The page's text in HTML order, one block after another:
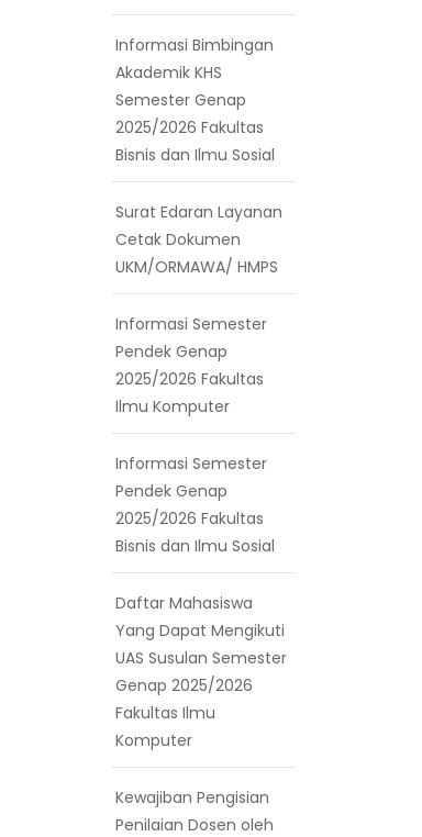
Informasi Bimbingan
Akademik KHS
Semester Genap
2025/2026 Fakultas
Bisnis dan Ilmu Sosial
Surat Edaran Layanan
Cetak Dokumen
UKM/ORMAWA/ HMPS
Informasi Semester
Pendek Genap
2025/2026 Fakultas
Ilmu Komputer
Informasi Semester
Pendek Genap
2025/2026 Fakultas
Bisnis dan Ilmu Sosial
Daftar Mahasiswa
Yang Dapat Mengikuti
UAS Susulan Semester
Genap 2025/2026
Fakultas Ilmu
Komputer
Kewajiban Pengisian
Penilaian Dosen oleh